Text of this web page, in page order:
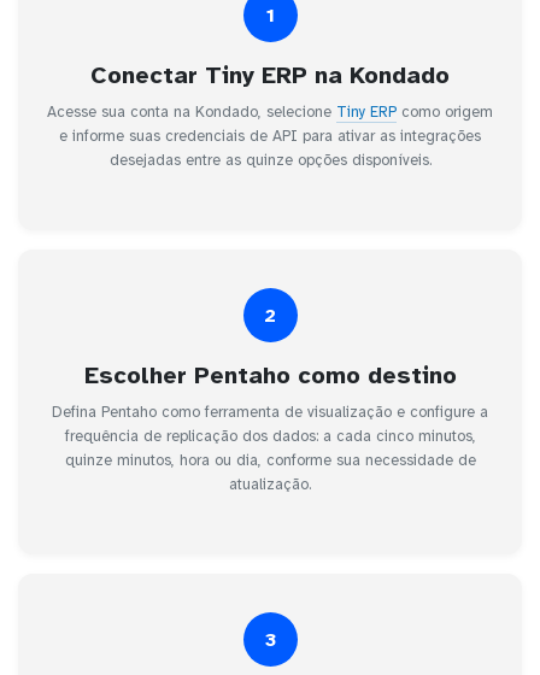
1
Conectar Tiny ERP na Kondado
Acesse sua conta na Kondado, selecione Tiny ERP como origem
e informe suas credenciais de API para ativar as integrações
desejadas entre as quinze opções disponíveis.
2
Escolher Pentaho como destino
Defina Pentaho como ferramenta de visualização e configure a
frequência de replicação dos dados: a cada cinco minutos,
quinze minutos, hora ou dia, conforme sua necessidade de
atualização.
3